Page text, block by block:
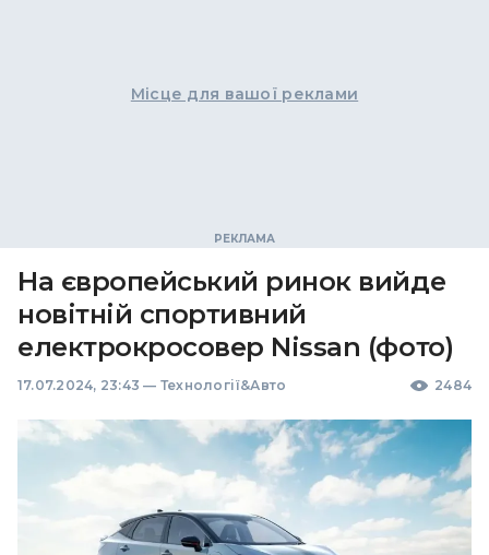
Місце для вашої реклами
На європейський ринок вийде
новітній спортивний
електрокросовер Nissan (фото)
17.07.2024, 23:43 — Технології&Авто 2484